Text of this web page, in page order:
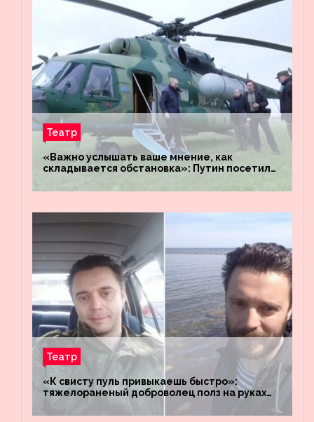
Театр
«Важно услышать ваше мнение, как
складывается обстановка»: Путин посетил
«Восток»
Театр
«К свисту пуль привыкаешь быстро»:
тяжелораненый доброволец полз на руках
четыре километра через заминированное
поле